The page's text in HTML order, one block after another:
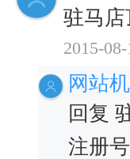
驻马店
2015-08-
网站
回复
注册号